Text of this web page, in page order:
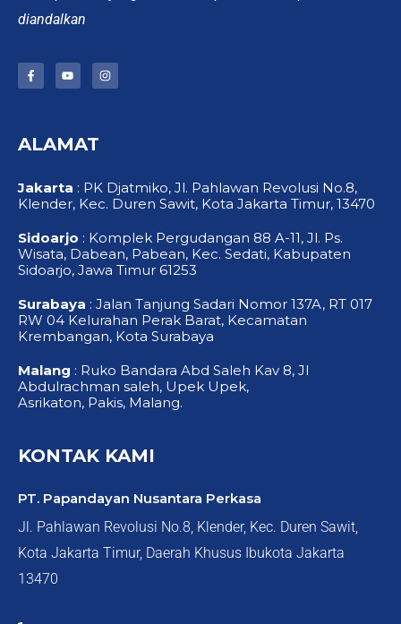
diandalkan
F
a
o
o
Y
o
b
e
I
n
ALAMAT
Jakarta : PK Djatmiko, Jl. Pahlawan Revolusi No.8,
Klender, Kec. Duren Sawit, Kota Jakarta Timur, 13470
Sidoarjo : Komplek Pergudangan 88 A-11, Jl. Ps.
Wisata, Dabean, Pabean, Kec. Sedati, Kabupaten
Sidoarjo, Jawa Timur 61253
Surabaya : Jalan Tanjung Sadari Nomor 137A, RT 017
RW 04 Kelurahan Perak Barat, Kecamatan
Krembangan, Kota Surabaya
Malang : Ruko Bandara Abd Saleh Kav 8, Jl
Abdulrachman saleh, Upek Upek,
Asrikaton, Pakis, Malang.
KONTAK KAMI
PT. Papandayan Nusantara Perkasa
Jl. Pahlawan Revolusi No.8, Klender, Kec. Duren Sawit,
Kota Jakarta Timur, Daerah Khusus Ibukota Jakarta
13470